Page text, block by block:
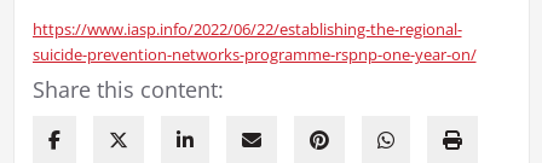
https://www.iasp.info/2022/06/22/establishing-the-regional-
suicide-prevention-networks-programme-rspnp-one-year-on/
Share this content: